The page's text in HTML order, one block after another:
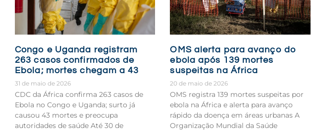
Congo e Uganda registram
263 casos confirmados de
Ebola; mortes chegam a 43
31 de maio de 2026
CDC da África confirma 263 casos de
Ebola no Congo e Uganda; surto já
causou 43 mortes e preocupa
autoridades de saúde Até 30 de
OMS alerta para avanço do
ebola após 139 mortes
suspeitas na África
20 de maio de 2026
OMS registra 139 mortes suspeitas por
ebola na África e alerta para avanço
rápido da doença em áreas urbanas A
Organização Mundial da Saúde